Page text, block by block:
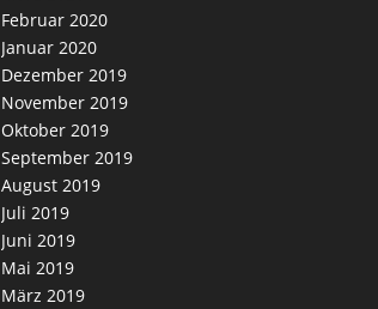
Februar 2020
Januar 2020
Dezember 2019
November 2019
Oktober 2019
September 2019
August 2019
Juli 2019
Juni 2019
Mai 2019
März 2019